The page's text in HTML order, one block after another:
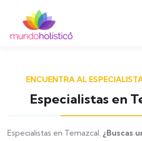
ENCUENTRA AL
Especialistas en
Especialistas en Temazcal. ¿Buscas